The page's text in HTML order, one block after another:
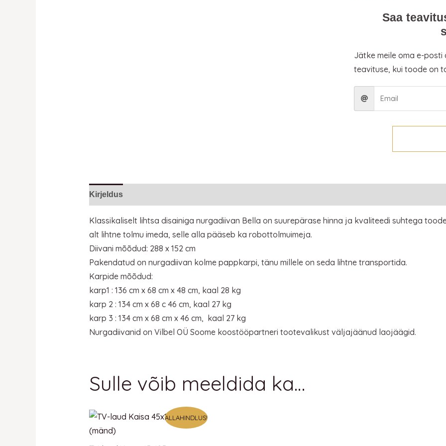
Saa
Jätke meile oma e-
teavituse, kui toode on
Kirjeldus
Klassikaliselt lihtsa disainiga nurgadiivan Bella on suurepärase hinna ja kvaliteedi suhtega
alt lihtne tolmu imeda, selle alla pääseb ka robottolmuimeja.
Diivani mõõdud: 288 x 152 cm
Pakendatud on nurgadiivan kolme pappkarpi, tänu millele on seda lihtne transportida.
Karpide mõõdud:
karp1 : 136 cm x 68 cm x 48 cm, kaal 28 kg
karp 2 : 134 cm x 68 c 46 cm, kaal 27 kg
karp 3 : 134 cm x 68 cm x 46 cm, kaal 27 kg
Nurgadiivanid on Vilbel OÜ Soome koostööpartneri tootevalikust väljajäänud laojäägid.
Sulle võib meeldida ka…
ALLAHINDLUS!